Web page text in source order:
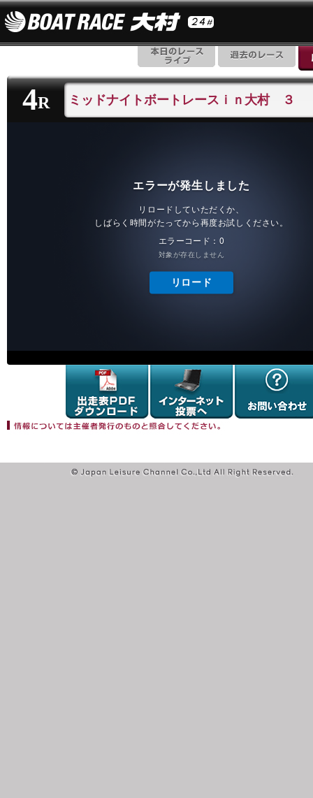
4 R ミッドナイトボートレースｉｎ大村 ３